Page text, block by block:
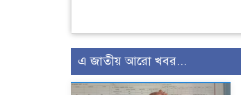
এ জাতীয় আরো খবর...